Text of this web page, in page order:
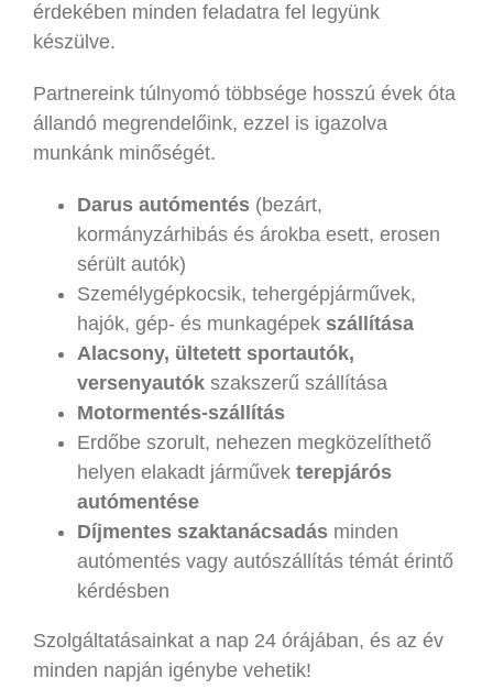
érdekében minden feladatra fel legyünk
készülve.
Partnereink túlnyomó többsége hosszú évek óta
állandó megrendelőink, ezzel is igazolva
munkánk minőségét.
Darus autómentés (bezárt,
kormányzárhibás és árokba esett, erosen
sérült autók)
Személygépkocsik, tehergépjárművek,
hajók, gép- és munkagépek szállítása
Alacsony, ültetett sportautók,
versenyautók szakszerű szállítása
Motormentés-szállítás
Erdőbe szorult, nehezen megközelíthető
helyen elakadt járművek terepjárós
autómentése
Díjmentes szaktanácsadás minden
autómentés vagy autószállítás témát érintő
kérdésben
Szolgáltatásainkat a nap 24 órájában, és az év
minden napján igénybe vehetik!